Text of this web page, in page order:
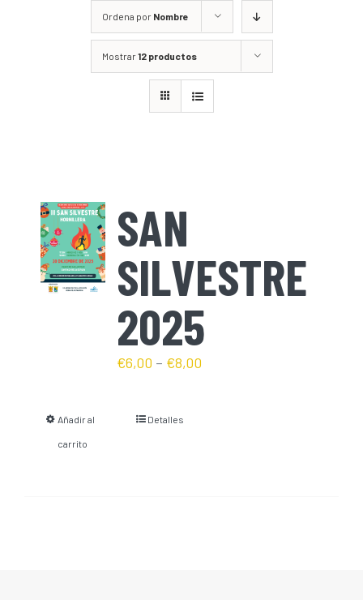
Ordena por Nombre
Mostrar12 productos
SAN
SILVESTRE
2025
€6,00 – €8,00
Añadir al
carrito
Detalles